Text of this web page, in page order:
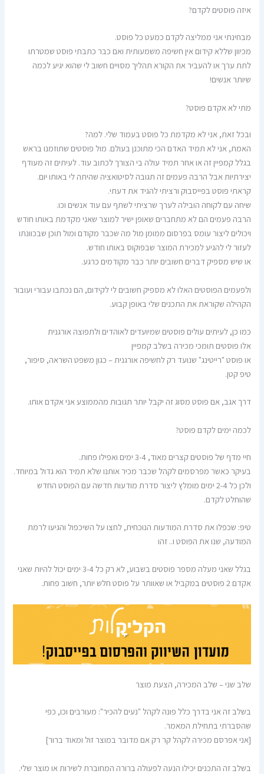
איזה פוסטים לקדם?
מבחינתי אני ממליצה לקדם כמעט כל פוסט.
מכיוון שללא קידום אין חשיפה משמעותית ואם כבר כתבתי פוסט שמטרתו
לתת ערך או להעביר את הקורא תהליך מסויים חשוב לי שהוא יגיע לכמה
שיותר אנשים!
מתי לא אקדם פוסט?
ובכל זאת, אני לא מקדמת כל פוסט בעמוד שלי. למה?
האמת, אני לא תמיד האדם הכי מתוכנן בעולם. מול פוסטים שתוזמנו בראש
בגלל קמפיין זה או אחר תמיד עולה בי הצורך לכתוב עוד. לעיתים זה מעודף
יצירתיות אבל הרבה פעמים זה תגובה לסיטואציה שהיתה לי באותו יום.
קראתי פוסט בפייסבוק ורציתי להגיד את דעתי.
שיחה עם לקוחה הובילה לערך שרציתי לשתף עם עוד אנשים וכו.
הרבה פעמים הם לא מתחברים שאופן ישיר למוצר שאני מקדמת באותו חודש
ויכולים ליצור עומס בפרסום ממומן מול מה שכבר מקודם ומול תוכן שבכוונתו
לעזור לי להגיע למכירת המוצר שבפוקוס באותו חודש.
או שיש מספיק דברים חשובים יותר כבר מקודמים כרגע.
ולפעמים הפוסטים האלו לא מספיק חשובים לי לקידום, הם נכתבו עבורי ועובור
הקהילה שקוראת את התכנים שלי באופן קבוע.
כמו כן, לעיתים עולים פוסטים שמיועדים לאוהדים ולתפוצה אורגנית
אלו פוסטים תומכי מכירה בשלב קמפיין
או פוסט "רייטינג" שנועד רק לחשיפה אורגנית – כגון משפט השראה, סיפור,
טיפ קטן.
דרך אגב, אם פוסט מסוג זה יקבל יותר תגובות מהממוצע אני אקדם אותו.
לכמה ימים לקדם פוסט?
חיי מדף של פוסטים קצרים מאוד, 3-4 ימים ואפילו פחות.
בעיקר כאשר מפרסמים לקהל שכבר מכיר אותנו שלא תמיד הוא גדול במיוחד.
ולכן כל 2-4 ימים מומלץ ליצור סדרת מודעות חדשה עם הפוסט החדש
שהוחלט לקדם.
טיפ: שכפלו את סדרת המודעות הנוכחית, לחצו על השיכפול והגיעו לרמת
המודעה, שנו את הפוסט ו.. זהו
בגלל שאני מעלה מספר פוסטים בשבוע, לא רק כל 3-4 ימים יכול להיות שאני
אקדם 2 פוסטים במקביל או שאוותר על פוסט חלש יותר, חשוב פחות.
שלב שני – שלב המכירה, הצעת מוצר
בשלב זה אני בדרך כלל פונה לקהל "נעים להכיר": מעורבים וכו, כפי
שהסברתי בתחילת המאמר.
[אני אפרסם מכירה לקהל קר רק אם מדובר במוצר זול ומאוד ברור]
בשלב זה התכנים יכילו הנעה לפעולה ברורה המחוברת לשירות או מוצר שלי.